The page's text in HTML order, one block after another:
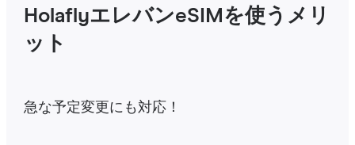
HolaflyエレバンeSIMを使うメリ
ット
急な予定変更にも対応！